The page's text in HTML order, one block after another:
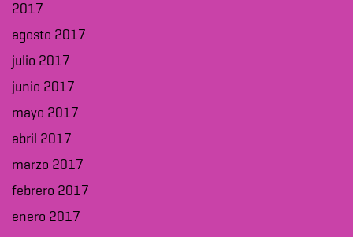
2017
agosto 2017
julio 2017
junio 2017
mayo 2017
abril 2017
marzo 2017
febrero 2017
enero 2017